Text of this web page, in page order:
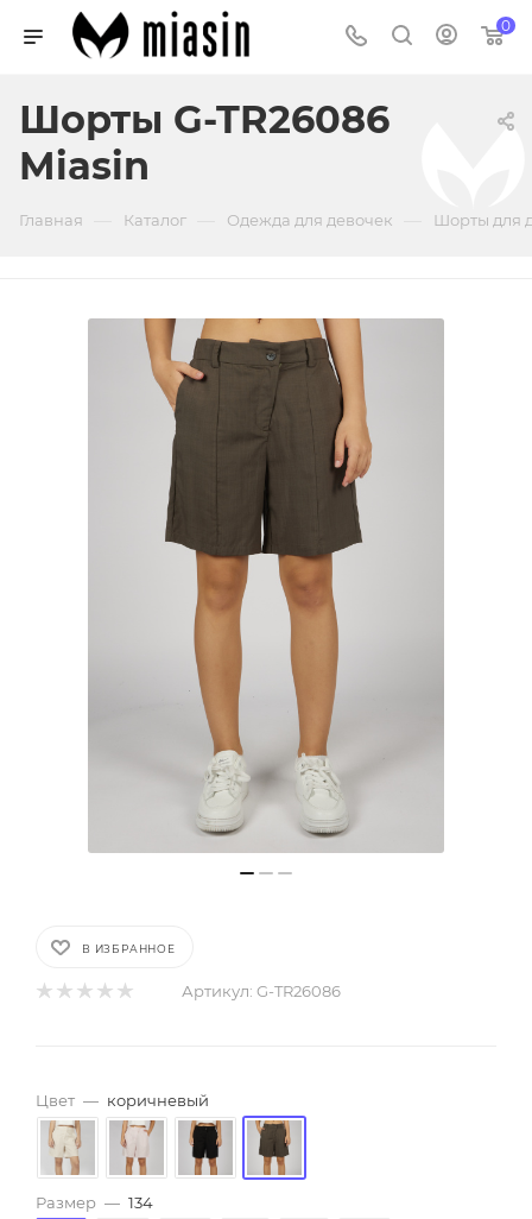
0
Шорты G-TR26086
Miasin
Главная Каталог Одежда для девочек Шорты для
В ИЗБРАННОЕ
Артикул: G-TR26086
Цвет — коричневый
Размер — 134